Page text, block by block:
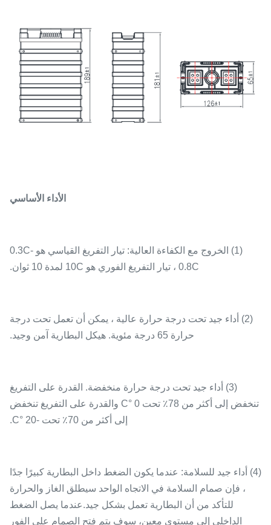
الأداء الأساسي
(1) الخروج مع الكفاءة العالية: تيار التفريغ القياسي هو 0.3C-
0.8C ، تيار التفريغ الفوري هو 10C لمدة 10 ثوان.
(2) أداء جيد تحت درجة حرارة عالية ، يمكن أن تعمل تحت درجة
حرارة 65 درجة مئوية. هيكل البطارية آمن وجيد.
(3) أداء جيد تحت درجة حرارة منخفضة. القدرة على التفريغ
تنخفض إلى أكثر من 78٪ تحت 0 °C والقدرة على التفريغ تنخفض
إلى أكثر من 70٪ تحت -20 °C.
(4) أداء جيد للسلامة: عندما يكون الضغط داخل البطارية كبيرًا جدًا
، فإن صمام السلامة في الاتجاه الواحد سيطلق الغاز والحرارة
للتأكد من أن البطارية تعمل بشكل جيد.عندما يصل الضغط
الداخلي إلى مستوى معين، سوف يتم فتح الصمام على الفور